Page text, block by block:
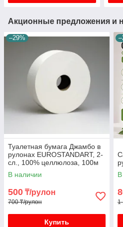
Акционные предложения и
–29%
Туалетная бумага Джамбо в
рулонах EUROSTANDART, 2-
сл., 100% целлюлоза, 100м
В наличии
500 ₸/рулон
700 ₸/рулон
Купить
1